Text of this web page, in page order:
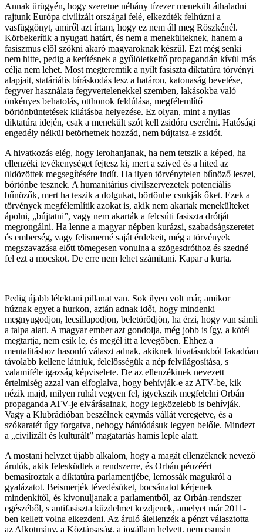
Annak ürügyén, hogy szeretne néhány tízezer menekült áthaladni
rajtunk Európa civilizált országai felé, elkezdték felhúzni a
vasfüggönyt, amiről azt írtam, hogy ez nem áll meg Röszkénél.
Körbekerítik a nyugati határt, és nem a menekülteknek, hanem a
fasiszmus elől szökni akaró magyaroknak készül. Ezt még senki
nem hitte, pedig a kerítésnek a gyűlöletkeltő propagandán kívül más
célja nem lehet. Most megteremtik a nyílt fasiszta diktatúra törvényi
alapjait, statáriális bíráskodás lesz a határon, katonaság bevetése,
fegyver használata fegyvertelenekkel szemben, lakásokba való
önkényes behatolás, otthonok feldúlása, megfélemlítő
börtönbüntetések kilátásba helyezése. Ez olyan, mint a nyilas
diktatúra idején, csak a menekült szót kell zsidóra cserélni. Hatósági
engedély nélkül betörhetnek hozzád, nem bújtatsz-e zsidót.
A hivatkozás elég, hogy lerohanjanak, ha nem tetszik a képed, ha
ellenzéki tevékenységet fejtesz ki, mert a szíved és a hited az
üldözöttek megsegítésére indít. Ha ilyen törvénytelen bűnöző leszel,
börtönbe tesznek. A humanitárius civilszervezetek potenciális
bűnözők, mert ha teszik a dolgukat, börtönbe csukják őket. Ezek a
törvények megfélemlítik azokat is, akik nem akartak menekülteket
ápolni, „bújtatni”, vagy nem akarták a felcsúti fasiszta drótját
megrongálni. Ha lenne a magyar népben kurázsi, szabadságszeretet
és emberség, vagy felismerné saját érdekeit, még a törvények
megszavazása előtt tömegesen vonulna a szögesdróthoz és szedné
fel ezt a mocskot. De erre nem lehet számítani. Kapar a kurta.
Pedig újabb lélektani pillanat van. Sok ilyen volt már, amikor
húznak egyet a hurkon, aztán adnak időt, hogy mindenki
megnyugodjon, lecsillapodjon, beletörődjön, ha érzi, hogy van sámli
a talpa alatt. A magyar ember azt gondolja, még jobb is így, a kötél
megtartja, nem esik le, és megél itt a levegőben. Ehhez a
mentalitáshoz hasonló választ adnak, akiknek hivatásukból fakadóan
távolabb kellene látniuk, felelősségük a nép felvilágosítása, s
valamiféle igazság képviselete. De az ellenzékinek nevezett
értelmiség azzal van elfoglalva, hogy behívják-e az ATV-be, kik
nézik majd, milyen ruhát vegyen fel, igyekszik megfelelni Orbán
propaganda ATV-je elvárásainak, hogy legközelebb is behívják.
Vagy a Klubrádióban beszélnek egymás vállát veregetve, és a
szókaratét úgy forgatva, nehogy bántódásuk legyen belőle. Mindezt
a „civilizált és kulturált” magatartás hamis leple alatt.
A mostani helyzet újabb alkalom, hogy a magát ellenzéknek nevező
árulók, akik felesküdtek a rendszerre, és Orbán pénzéért
bemasíroztak a diktatúra parlamentjébe, lemossák magukról a
gyalázatot. Beismerjék tévedésüket, bocsánatot kérjenek
mindenkitől, és kivonuljanak a parlamentből, az Orbán-rendszer
egészéből, s antifasiszta küzdelmet kezdjenek, amelyet már 2011-
ben kellett volna elkezdeni. Az áruló álellenzék a pénzt választotta
az Alkotmány, a Köztársaság, a jogállam helyett, nem csupán